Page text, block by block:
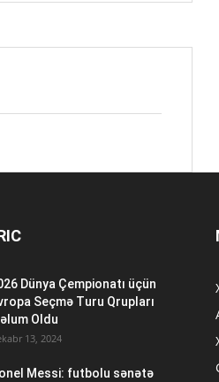
Dünya Çempionatı üçün
Seçmə Turu Qrupları
Oldu
13, 2024
Messi: futbolu sənətə